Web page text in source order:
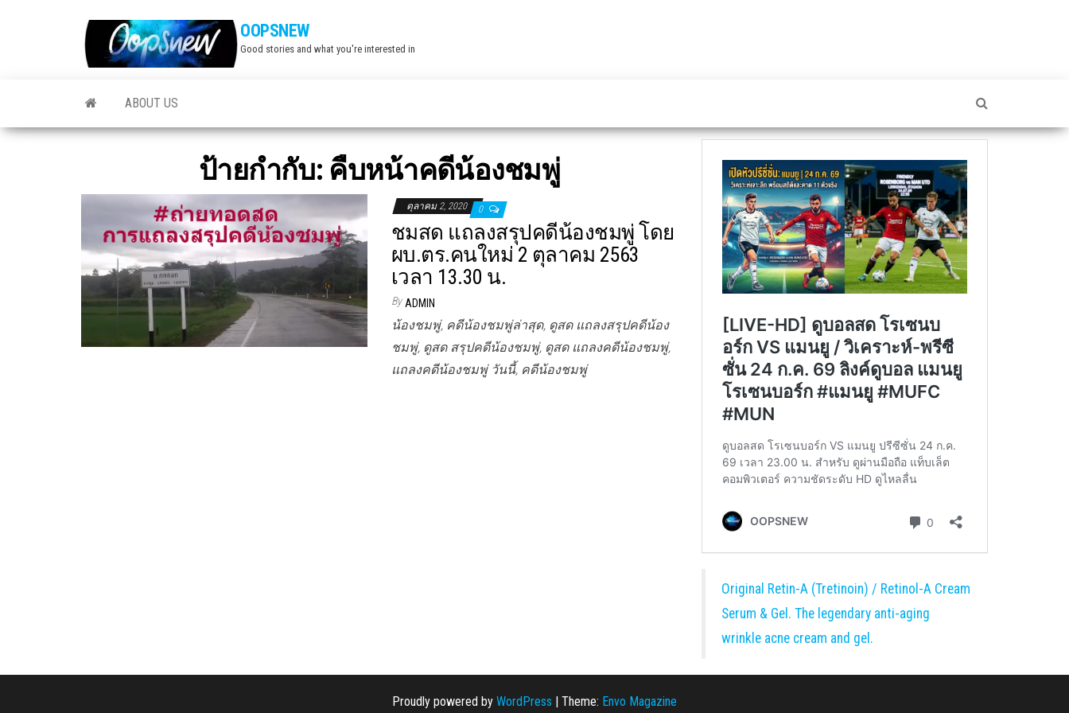
OOPSNEW
Good stories and what you're interested in
ABOUT US
ป้ายกำกับ: คืบหน้าคดีน้องชมพู่
ตุลาคม 2, 2020 0
ชมสด แถลงสรุปคดีน้องชมพู่ โดย
ผบ.ตร.คนใหม่ 2 ตุลาคม 2563
เวลา 13.30 น.
By ADMIN
น้องชมพู่, คดีน้องชมพู่ล่าสุด, ดูสด แถลงสรุปคดีน้อง
ชมพู่, ดูสด สรุปคดีน้องชมพู่, ดูสด แถลงคดีน้องชมพู่,
แถลงคดีน้องชมพู่ วันนี้, คดีน้องชมพู่
Original Retin-A (Tretinoin) / Retinol-A Cream
Serum & Gel. The legendary anti-aging
wrinkle acne cream and gel.
Proudly powered by WordPress | Theme: Envo Magazine